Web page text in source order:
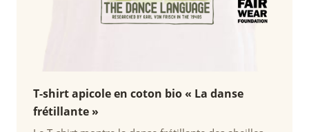
T-shirt apicole en coton bio « La danse
frétillante »